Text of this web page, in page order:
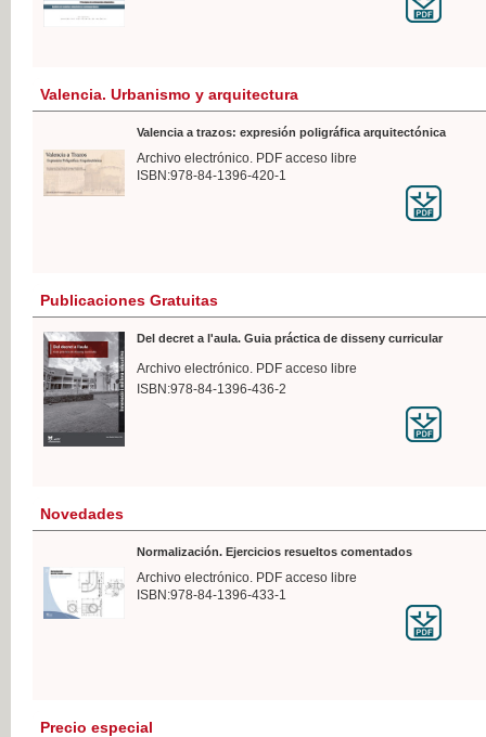
Valencia. Urbanismo y arquitectura
Valencia a trazos: expresión poligráfica arquitectónica
Archivo electrónico. PDF acceso libre
ISBN:978-84-1396-420-1
Publicaciones Gratuitas
Del decret a l'aula. Guia práctica de disseny curricular
Archivo electrónico. PDF acceso libre
ISBN:978-84-1396-436-2
Novedades
Normalización. Ejercicios resueltos comentados
Archivo electrónico. PDF acceso libre
ISBN:978-84-1396-433-1
Precio especial